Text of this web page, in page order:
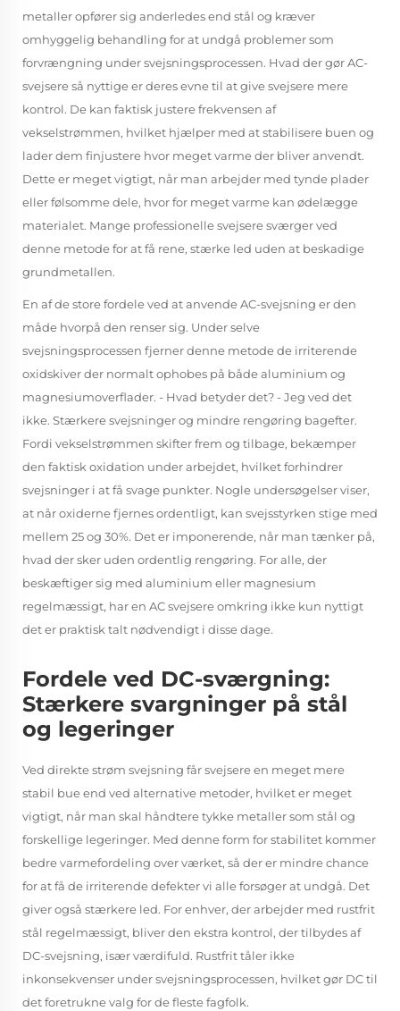
metaller opfører sig anderledes end stål og kræver
omhyggelig behandling for at undgå problemer som
forvrængning under svejsningsprocessen. Hvad der gør AC-
svejsere så nyttige er deres evne til at give svejsere mere
kontrol. De kan faktisk justere frekvensen af
vekselstrømmen, hvilket hjælper med at stabilisere buen og
lader dem finjustere hvor meget varme der bliver anvendt.
Dette er meget vigtigt, når man arbejder med tynde plader
eller følsomme dele, hvor for meget varme kan ødelægge
materialet. Mange professionelle svejsere sværger ved
denne metode for at få rene, stærke led uden at beskadige
grundmetallen.
En af de store fordele ved at anvende AC-svejsning er den
måde hvorpå den renser sig. Under selve
svejsningsprocessen fjerner denne metode de irriterende
oxidskiver der normalt ophobes på både aluminium og
magnesiumoverflader. - Hvad betyder det? - Jeg ved det
ikke. Stærkere svejsninger og mindre rengøring bagefter.
Fordi vekselstrømmen skifter frem og tilbage, bekæmper
den faktisk oxidation under arbejdet, hvilket forhindrer
svejsninger i at få svage punkter. Nogle undersøgelser viser,
at når oxiderne fjernes ordentligt, kan svejsstyrken stige med
mellem 25 og 30%. Det er imponerende, når man tænker på,
hvad der sker uden ordentlig rengøring. For alle, der
beskæftiger sig med aluminium eller magnesium
regelmæssigt, har en AC svejsere omkring ikke kun nyttigt
det er praktisk talt nødvendigt i disse dage.
Fordele ved DC-sværgning:
Stærkere svargninger på stål
og legeringer
Ved direkte strøm svejsning får svejsere en meget mere
stabil bue end ved alternative metoder, hvilket er meget
vigtigt, når man skal håndtere tykke metaller som stål og
forskellige legeringer. Med denne form for stabilitet kommer
bedre varmefordeling over værket, så der er mindre chance
for at få de irriterende defekter vi alle forsøger at undgå. Det
giver også stærkere led. For enhver, der arbejder med rustfrit
stål regelmæssigt, bliver den ekstra kontrol, der tilbydes af
DC-svejsning, især værdifuld. Rustfrit tåler ikke
inkonsekvenser under svejsningsprocessen, hvilket gør DC til
det foretrukne valg for de fleste fagfolk.